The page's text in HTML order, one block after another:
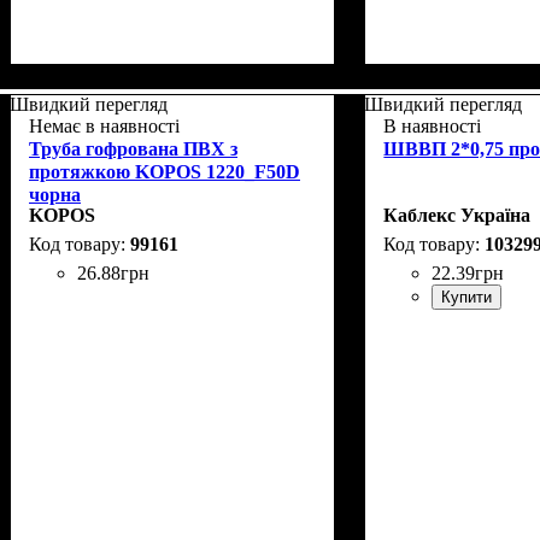
Швидкий перегляд
Немає в наявності
Труба гофрована ПВХ з
протяжкою KOPOS 1220_F50D
чорна
KOPOS
99161
26.88грн
Швидкий перегляд
В наявності
ШВВП 2*0,75
Каблекс Україна
22.39грн
Купити